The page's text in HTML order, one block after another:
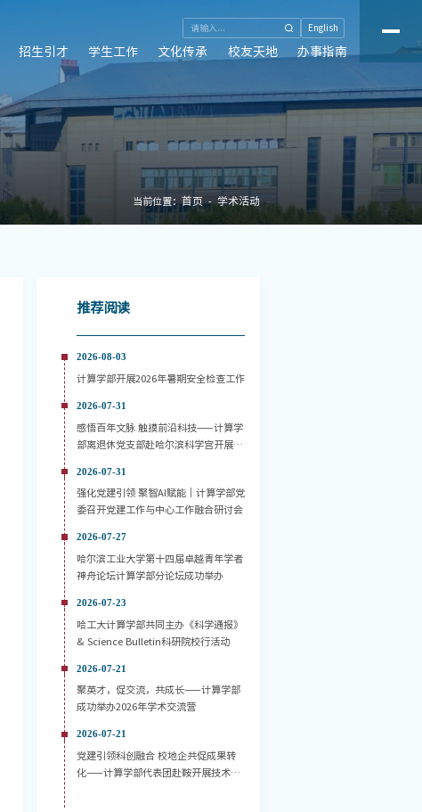
English
招生引才 学生工作 文化传承 校友天地 办事指南
当前位置：首页 学术活动
推荐阅读
2026-08-03
计算学部开展2026年暑期安全检查工作
2026-07-31
感悟百年文脉 触摸前沿科技——计算学
部离退休党支部赴哈尔滨科学宫开展主
2026-07-31
强化党建引领 聚智AI赋能｜计算学部党
委召开党建工作与中心工作融合研讨会
2026-07-27
哈尔滨工业大学第十四届卓越青年学者
神舟论坛计算学部分论坛成功举办
2026-07-23
哈工大计算学部共同主办《科学通报》
& Science Bulletin科研院校行活动
2026-07-21
聚英才，促交流，共成长——计算学部
成功举办2026年学术交流营
2026-07-21
党建引领科创融合 校地企共促成果转
化——计算学部代表团赴鞍开展技术对